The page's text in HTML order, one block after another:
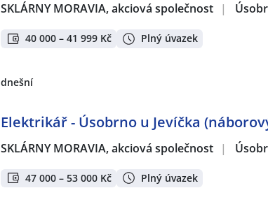
SKLÁRNY MORAVIA, akciová společnost |
40 000 – 41 999 Kč Plný úvazek
dnešní
Elektrikář - Úsobrno u Jevíčka
SKLÁRNY MORAVIA, akciová společnost |
47 000 – 53 000 Kč Plný úvazek